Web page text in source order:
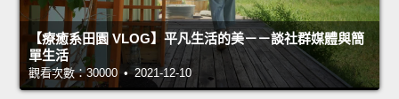
【療癒系田園 VLOG】平凡生活的美－－談社群媒體與簡
單生活
觀看次數：30000 • 2021-12-10